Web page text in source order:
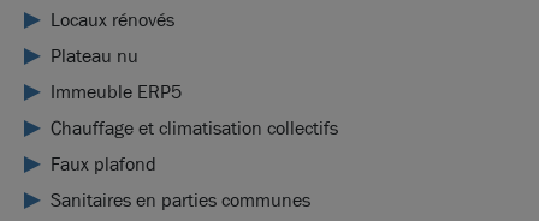
Locaux rénovés
Plateau nu
Immeuble ERP5
Chauffage et climatisation collectifs
Faux plafond
Sanitaires en parties communes